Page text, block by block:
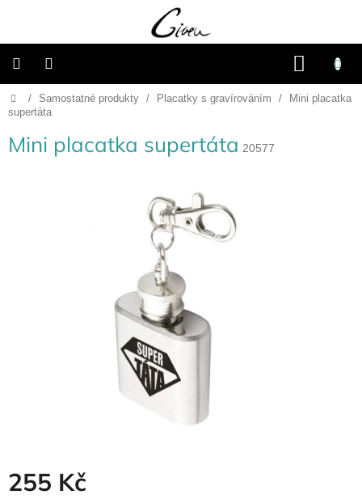
KOŠÍK
Připravené
dárkové
Vánoce
firmy
Domů
/ Samostatné produkty / Placatky s gravírováním /
Mini placatka
supertáta
Mini placatka supertáta 20577
255 Kč